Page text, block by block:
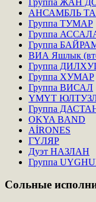
АНСАМБЛЬ
Группа ТУМАР
Группа
Группа
ВИА Яшлык
Группа
Группа ХУМАР
Группа ВИСАЛ
ҮМҮТ
Группа
OKYA BAND
AİRONES
ГҮЛЯР
Дуэт НАЗЛАН
Группа
Сольные